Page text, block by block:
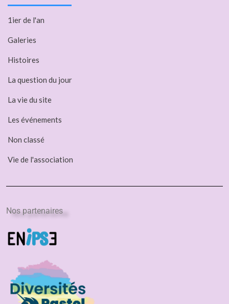
1ier de l'an
Galeries
Histoires
La question du jour
La vie du site
Les événements
Non classé
Vie de l'association
Nos partenaires